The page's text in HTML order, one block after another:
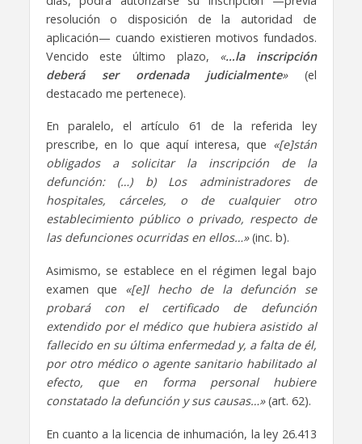
resolución o disposición de la autoridad de
aplicación— cuando existieren motivos fundados.
Vencido este último plazo, «…la inscripción
deberá ser ordenada judicialmente» (el
destacado me pertenece).
En paralelo, el artículo 61 de la referida ley
prescribe, en lo que aquí interesa, que «[e]stán
obligados a solicitar la inscripción de la
defunción: (…) b) Los administradores de
hospitales, cárceles, o de cualquier otro
establecimiento público o privado, respecto de
las defunciones ocurridas en ellos…»(inc. b).
Asimismo, se establece en el régimen legal bajo
examen que «[e]l hecho de la defunción se
probará con el certificado de defunción
extendido por el médico que hubiera asistido al
fallecido en su última enfermedad y, a falta de él,
por otro médico o agente sanitario habilitado al
efecto, que en forma personal hubiere
constatado la defunción y sus causas…»(art. 62).
En cuanto a la licencia de inhumación, la ley 26.413